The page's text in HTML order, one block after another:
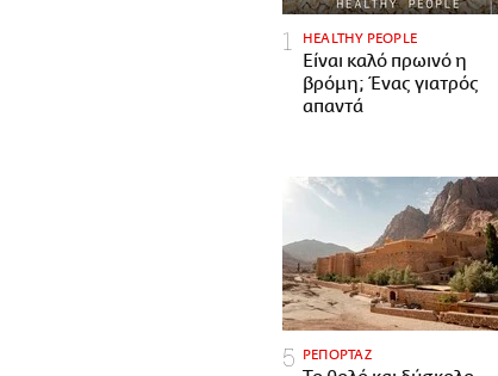
HEALTHY PEOPLE
Είναι καλό πρωινό η
βρόμη; Ένας γιατρός
απαντά
ΡΕΠΟΡΤΑΖ